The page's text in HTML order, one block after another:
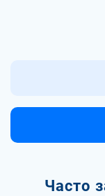
Часто